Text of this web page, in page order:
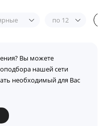
по 12
Вы можете
нашей сети
необходимый для Вас